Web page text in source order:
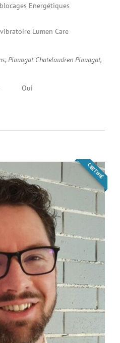
Energétiques
Lumen Care
Plouagat Chatelaudren Plouagat,
Oui
CERTIFIÉ